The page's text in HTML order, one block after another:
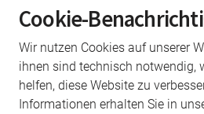
Antragsformulare
Antrag auf Teilnahme
Rechtsgrundlage
Cookie-
Wir nutzen Cookies auf unserer
ihnen sind technisch notwendig,
helfen, diese Website zu
Informationen erhalten Sie in